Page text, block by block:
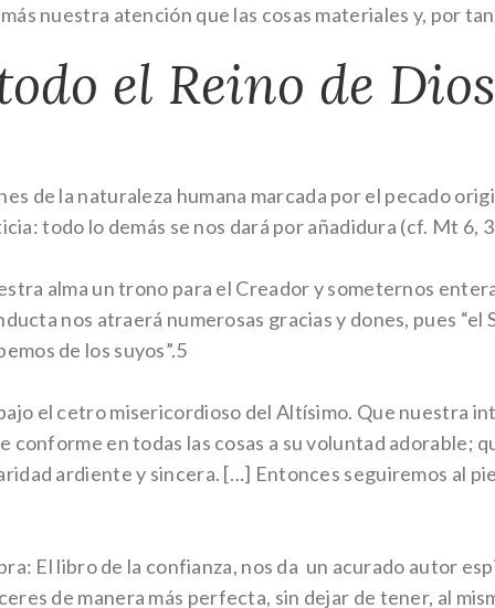
nuestra atención que las cosas materiales y, por
el Reino de
de la naturaleza humana marcada por el pecado
todo lo demás se nos dará por añadidura (cf. Mt 6,
alma un trono para el Creador y someternos
nos atraerá numerosas gracias y dones, pues “el
de los suyos”.5
el cetro misericordioso del Altísimo. Que nuestra
en todas las cosas a su voluntad adorable;
ardiente y sincera. […] Entonces seguiremos al
El libro de la confianza, nos da un acurado autor
de manera más perfecta, sin dejar de tener, al